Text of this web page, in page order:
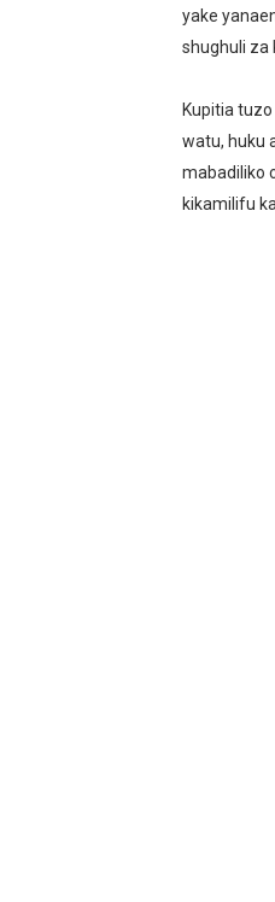
yake
shughuli za
Kupitia
watu, huku
mabadiliko
kikamilifu